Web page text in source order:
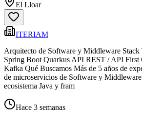
El Lloar
ITERIAM
Arquitecto de Software y Middleware Stack
Spring Boot Quarkus API REST / API
Kafka Qué Buscamos Más de 5 años de
de microservicios de Software y
ecosistema Java y fram
Hace 3 semanas